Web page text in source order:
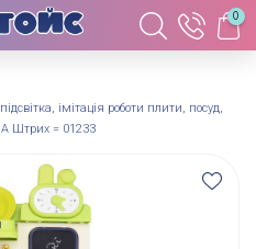
0
імітація роботи плити, посуд,
A Штрих = 01233